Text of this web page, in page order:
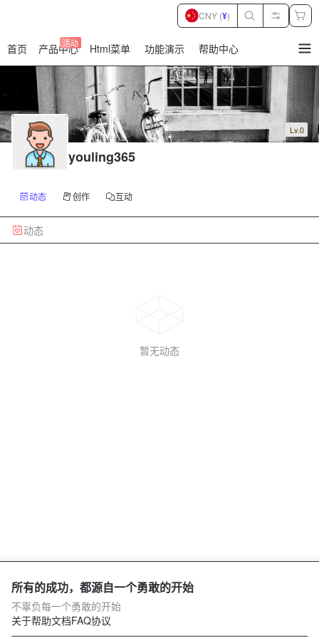
首页 产品中心
活动 Html菜单 功能演示 帮助中心
CNY (¥)
Lv.0
youling365
动态 创作 互动
动态
暂无动态
所有的成功，都源自一个勇敢的开始
不辜负每一个勇敢的开始
关于帮助文档FAQ协议